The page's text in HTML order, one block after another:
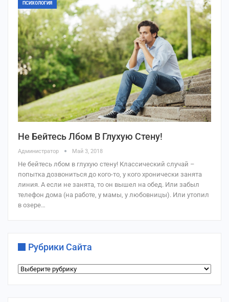
ПСИХОЛОГИЯ
Не Бейтесь Лбом В Глухую Стену!
Администратор Май 3, 2018
Не бейтесь лбом в глухую стену! Классический случай –
попытка дозвониться до кого-то, у кого хронически занята
линия. А если не занята, то он вышел на обед. Или забыл
телефон дома (на работе, у мамы, у любовницы). Или утопил
в озере…
Рубрики Сайта
Рубрики